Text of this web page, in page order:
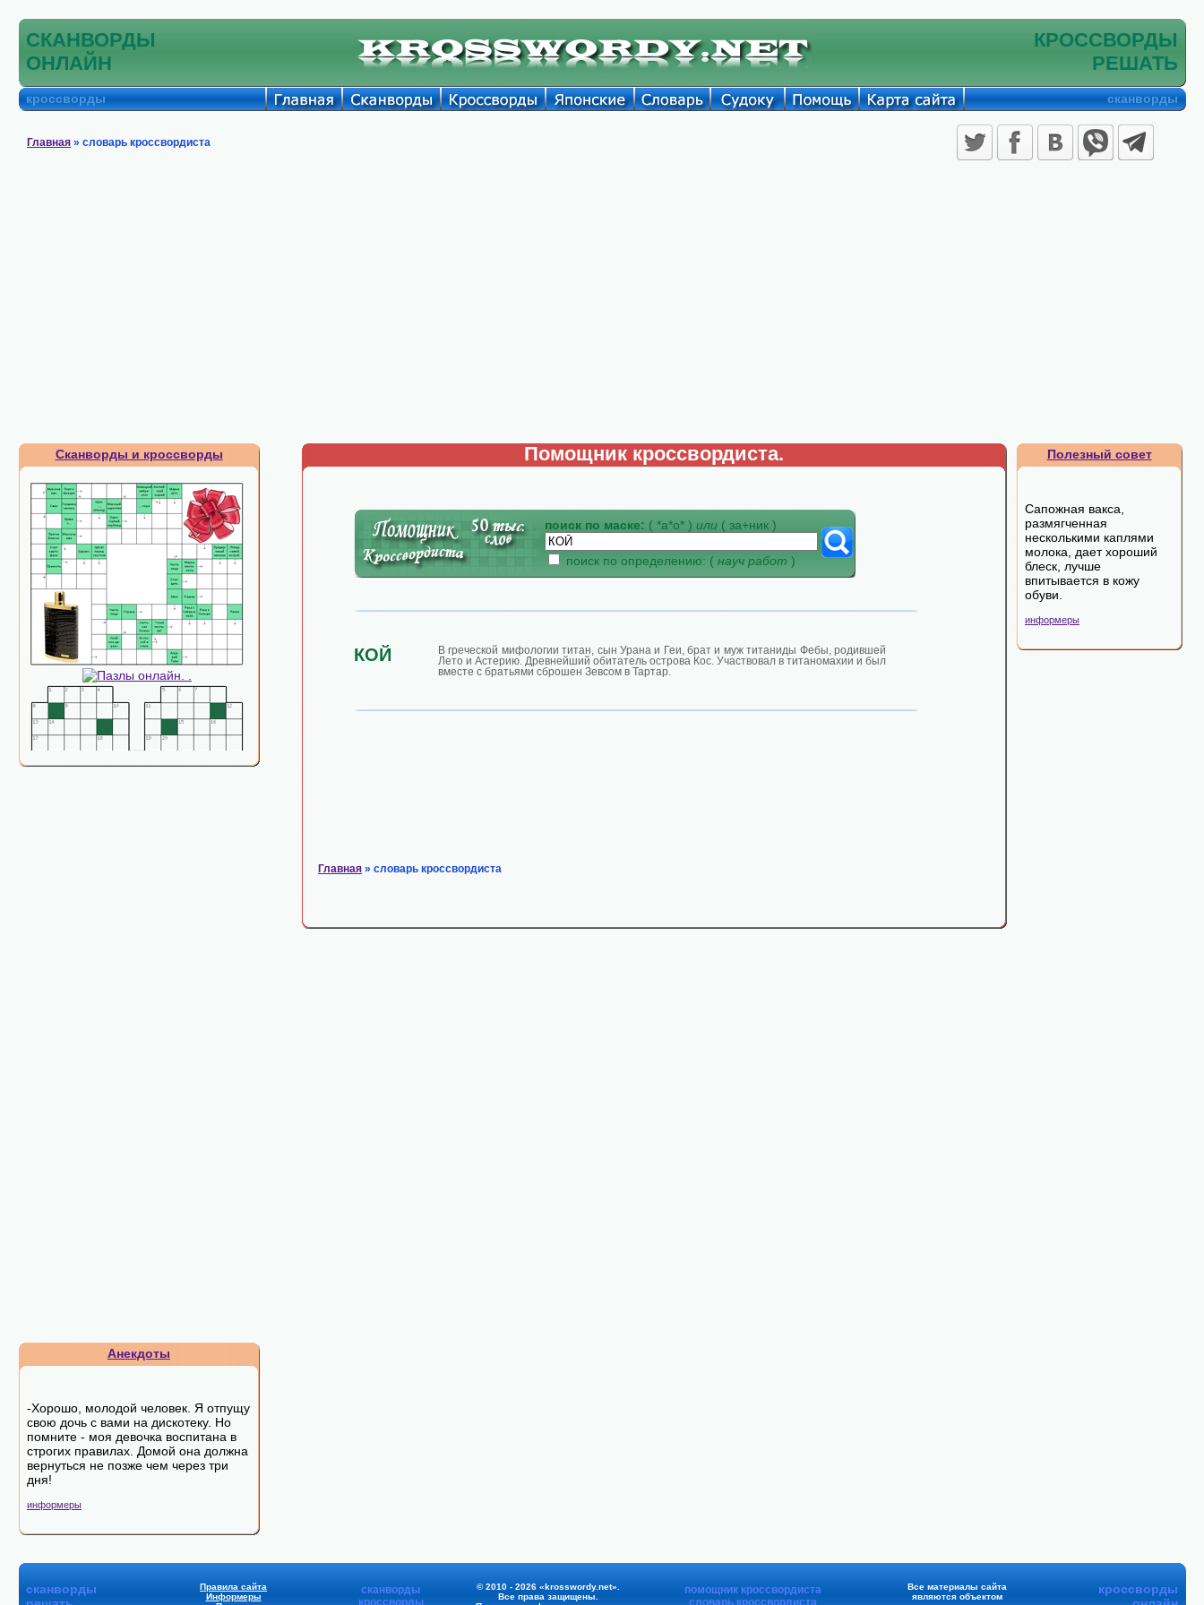
СКАНВОРДЫ
ОНЛАЙН
КРОССВОРДЫ
РЕШАТЬ
кроссворды сканворды
Главная » словарь кроссвордиста
Сканворды и кроссворды
Анекдоты
-Хорошо, молодой человек. Я отпущу
свою дочь с вами на дискотеку. Но
помните - моя девочка воспитана в
строгих правилах. Домой она должна
вернуться не позже чем через три
дня!
информеры
Помощник кроссвордиста.
поиск по маске: ( *а*о* ) или ( за+ник )
поиск по определению: ( науч работ )
КОЙ
В греческой мифологии титан, сын Урана и Геи, брат и муж титаниды Фебы, родившей
Лето и Астерию. Древнейший обитатель острова Кос. Участвовал в титаномахии и был
вместе с братьями сброшен Зевсом в Тартар.
Главная » словарь кроссвордиста
Полезный совет
Сапожная вакса,
размягченная
несколькими каплями
молока, дает хороший
блеск, лучше
впитывается в кожу
обуви.
информеры
сканворды
Правила сайта
Информеры
сканворды
кроссворды
© 2010 - 2026 «krosswordy.net».
Все права защищены.
помощник кроссвордиста
словарь кроссвордиста
Все материалы сайта
являются объектом
кроссворды